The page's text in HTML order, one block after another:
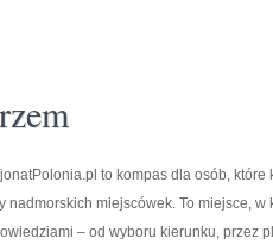
to kompas dla osób,
nadmorskich miejscówek. To miejsce, w
– od wyboru kierunku, przez